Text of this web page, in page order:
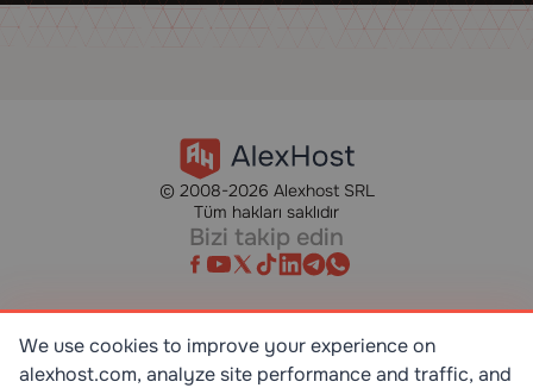
© 2008-2026 Alexhost SRL
Tüm hakları saklıdır
Bizi takip edin
SR EN ISO/IEC 27001:2023
We use cookies to improve your experience on
alexhost.com, analyze site performance and traffic, and